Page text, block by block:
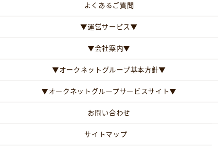
よくあるご質問
▼運営サービス▼
▼会社案内▼
▼オークネットグループ基本方針▼
▼オークネットグループサービスサイト▼
お問い合わせ
サイトマップ